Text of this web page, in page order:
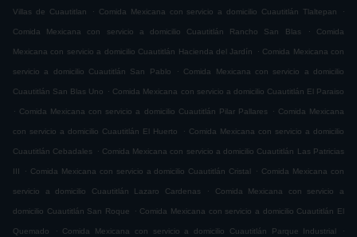
Villas de Cuautitlan . Comida Mexicana con servicio a domicilio Cuautitlán Tlaltepan .
Comida Mexicana con servicio a domicilio Cuautitlán Rancho San Blas . Comida
Mexicana con servicio a domicilio Cuautitlán Hacienda del Jardín . Comida Mexicana con
servicio a domicilio Cuautitlán San Pablo . Comida Mexicana con servicio a domicilio
Cuautitlán San Blas Uno . Comida Mexicana con servicio a domicilio Cuautitlán El Paraiso
. Comida Mexicana con servicio a domicilio Cuautitlán Pilar Pallares . Comida Mexicana
con servicio a domicilio Cuautitlán El Huerto . Comida Mexicana con servicio a domicilio
Cuautitlán Cebadales . Comida Mexicana con servicio a domicilio Cuautitlán Las Patricias
III . Comida Mexicana con servicio a domicilio Cuautitlán Cristal . Comida Mexicana con
servicio a domicilio Cuautitlán Lazaro Cardenas . Comida Mexicana con servicio a
domicilio Cuautitlán San Roque . Comida Mexicana con servicio a domicilio Cuautitlán El
Quemado . Comida Mexicana con servicio a domicilio Cuautitlán Parque Industrial .